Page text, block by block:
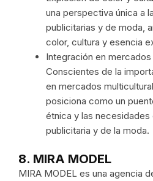
una perspectiva única a
publicitarias y de moda,
color, cultura y esencia
Integración en
Conscientes de la
en mercados
posiciona como un
étnica y las necesidades
publicitaria y de la moda.
8. MIRA MODEL
MIRA MODEL es una agencia